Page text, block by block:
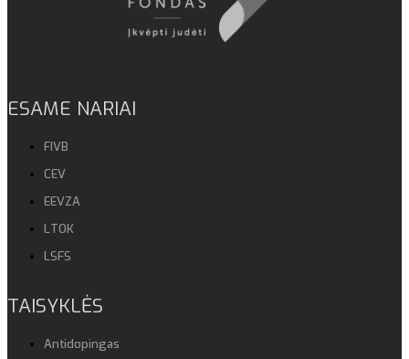
ESAME NARIAI
FIVB
CEV
EEVZA
LTOK
LSFS
TAISYKLĖS
Antidopingas